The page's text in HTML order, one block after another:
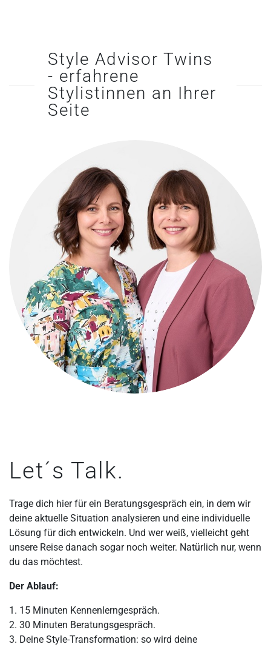
Style Advisor Twins
- erfahrene
Stylistinnen an Ihrer
Seite
Let´s Talk.
Trage dich hier für ein Beratungsgespräch ein, in dem wir
deine aktuelle Situation analysieren und eine individuelle
Lösung für dich entwickeln. Und wer weiß, vielleicht geht
unsere Reise danach sogar noch weiter. Natürlich nur, wenn
du das möchtest.
Der Ablauf:
1. 15 Minuten Kennenlerngespräch.
2. 30 Minuten Beratungsgespräch.
3. Deine Style-Transformation: so wird deine